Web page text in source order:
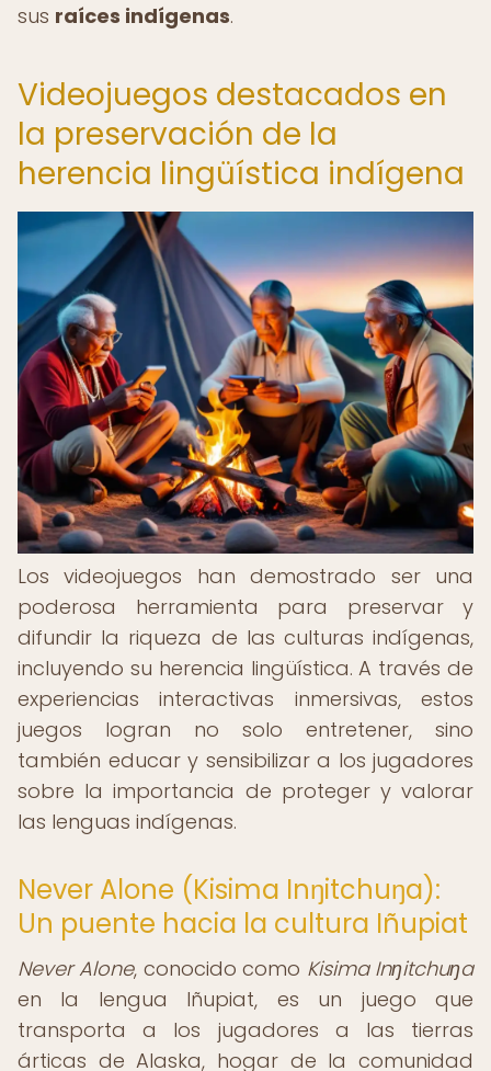
sus raíces indígenas.
Videojuegos destacados en
la preservación de la
herencia lingüística indígena
Los videojuegos han demostrado ser una
poderosa herramienta para preservar y
difundir la riqueza de las culturas indígenas,
incluyendo su herencia lingüística. A través de
experiencias interactivas inmersivas, estos
juegos logran no solo entretener, sino
también educar y sensibilizar a los jugadores
sobre la importancia de proteger y valorar
las lenguas indígenas.
Never Alone (Kisima Inŋitchuŋa):
Un puente hacia la cultura Iñupiat
Never Alone, conocido como Kisima Inŋitchuŋa
en la lengua Iñupiat, es un juego que
transporta a los jugadores a las tierras
árticas de Alaska, hogar de la comunidad